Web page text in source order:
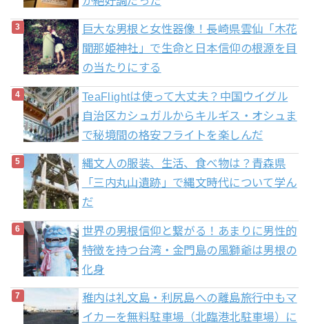
巨大な男根と女性器像！長崎県雲仙「木花
聞那姫神社」で生命と日本信仰の根源を目
の当たりにする
TeaFlightは使って大丈夫？中国ウイグル
自治区カシュガルからキルギス・オシュま
で秘境間の格安フライトを楽しんだ
縄文人の服装、生活、食べ物は？青森県
「三内丸山遺跡」で縄文時代について学ん
だ
世界の男根信仰と繋がる！あまりに男性的
特徴を持つ台湾・金門島の風獅爺は男根の
化身
稚内は礼文島・利尻島への離島旅行中もマ
イカーを無料駐車場（北臨港北駐車場）に